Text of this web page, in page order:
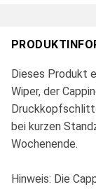
Dieses Produkt
Wiper, der
bei kurzen
Wochenende.
Hinweis: Die